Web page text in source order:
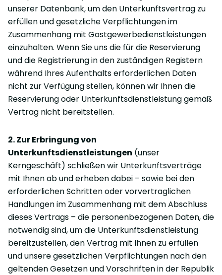
unserer Datenbank, um den Unterkunftsvertrag zu
erfüllen und gesetzliche Verpflichtungen im
Zusammenhang mit Gastgewerbedienstleistungen
einzuhalten. Wenn Sie uns die für die Reservierung
und die Registrierung in den zuständigen Registern
während Ihres Aufenthalts erforderlichen Daten
nicht zur Verfügung stellen, können wir Ihnen die
Reservierung oder Unterkunftsdienstleistung gemäß
Vertrag nicht bereitstellen.
2. Zur Erbringung von
Unterkunftsdienstleistungen (unser
Kerngeschäft) schließen wir Unterkunftsverträge
mit Ihnen ab und erheben dabei – sowie bei den
erforderlichen Schritten oder vorvertraglichen
Handlungen im Zusammenhang mit dem Abschluss
dieses Vertrags – die personenbezogenen Daten, die
notwendig sind, um die Unterkunftsdienstleistung
bereitzustellen, den Vertrag mit Ihnen zu erfüllen
und unsere gesetzlichen Verpflichtungen nach den
geltenden Gesetzen und Vorschriften in der Republik